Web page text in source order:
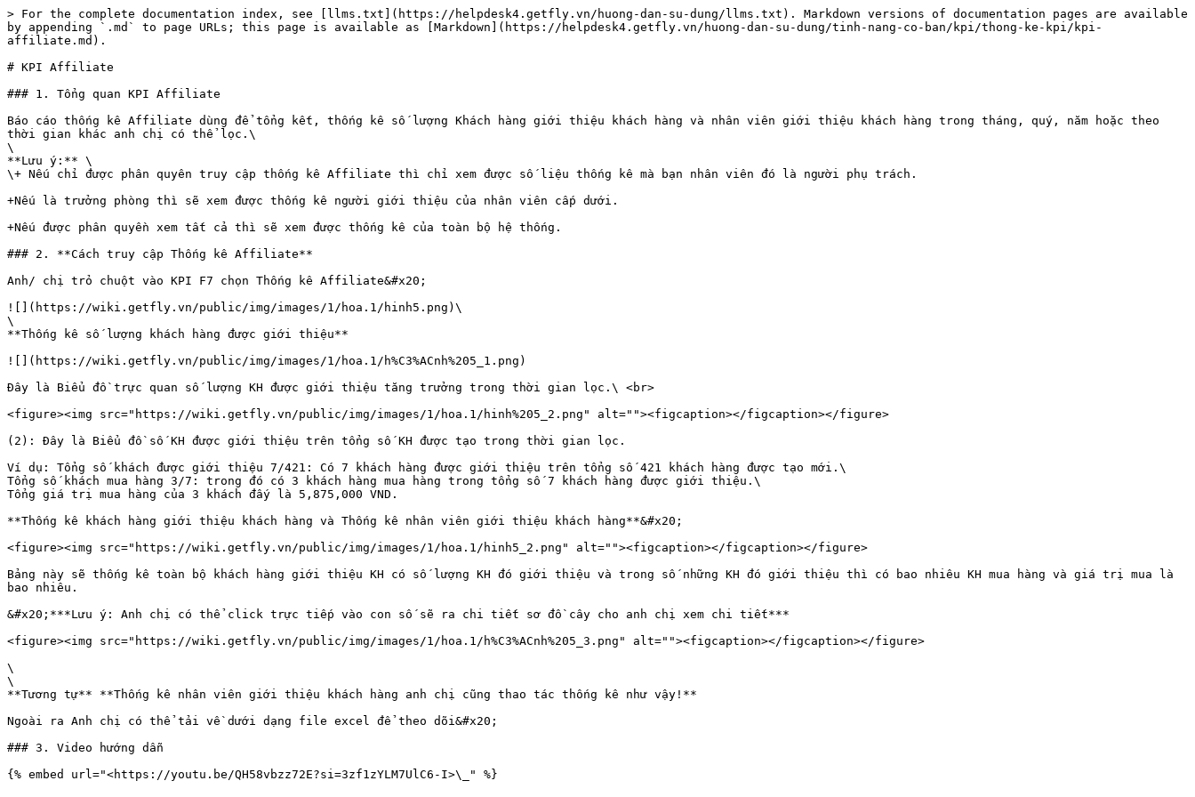
> For the complete documentation index, see [llms.txt](https://helpdesk4.getfly.vn/huong-dan-su-dung/llms.txt). Markdown versions of documentation pages are available
by appending `.md` to page URLs; this page is available as [Markdown](https://helpdesk4.getfly.vn/huong-dan-su-dung/tinh-nang-co-ban/kpi/thong-ke-kpi/kpi-
affiliate.md).
# KPI Affiliate
### 1. Tổng quan KPI Affiliate
Báo cáo thống kê Affiliate dùng để tổng kết, thống kê số lượng Khách hàng giới thiệu khách hàng và nhân viên giới thiệu khách hàng trong tháng, quý, năm hoặc theo
thời gian khác anh chị có thể lọc.\
\
**Lưu ý:** \
\+ Nếu chỉ được phân quyên truy cập thống kê Affiliate thì chỉ xem được số liệu thống kê mà bạn nhân viên đó là người phụ trách.
+Nếu là trưởng phòng thì sẽ xem được thống kê người giới thiệu của nhân viên cấp dưới.
+Nếu được phân quyền xem tất cả thì sẽ xem được thống kê của toàn bộ hệ thống.
### 2. **Cách truy cập Thống kê Affiliate**
Anh/ chị trỏ chuột vào KPI F7 chọn Thống kê Affiliate&#x20;
![](https://wiki.getfly.vn/public/img/images/1/hoa.1/hinh5.png)\
\
**Thống kê số lượng khách hàng được giới thiệu**
![](https://wiki.getfly.vn/public/img/images/1/hoa.1/h%C3%ACnh%205_1.png)
Đây là Biểu đồ trực quan số lượng KH được giới thiệu tăng trưởng trong thời gian lọc.\ <br>
<figure><img src="https://wiki.getfly.vn/public/img/images/1/hoa.1/hinh%205_2.png" alt=""><figcaption></figcaption></figure>
(2): Đây là Biểu đồ số KH được giới thiệu trên tổng số KH được tạo trong thời gian lọc.
Ví dụ: Tổng số khách được giới thiệu 7/421: Có 7 khách hàng được giới thiệu trên tổng số 421 khách hàng được tạo mới.\
Tổng số khách mua hàng 3/7: trong đó có 3 khách hàng mua hàng trong tổng số 7 khách hàng được giới thiệu.\
Tổng giá trị mua hàng của 3 khách đấy là 5,875,000 VND.
**Thống kê khách hàng giới thiệu khách hàng và Thống kê nhân viên giới thiệu khách hàng**&#x20;
<figure><img src="https://wiki.getfly.vn/public/img/images/1/hoa.1/hinh5_2.png" alt=""><figcaption></figcaption></figure>
Bảng này sẽ thống kê toàn bộ khách hàng giới thiệu KH có số lượng KH đó giới thiệu và trong số những KH đó giới thiệu thì có bao nhiêu KH mua hàng và giá trị mua là
bao nhiêu.
&#x20;***Lưu ý: Anh chị có thể click trực tiếp vào con số sẽ ra chi tiết sơ đồ cây cho anh chị xem chi tiết***
<figure><img src="https://wiki.getfly.vn/public/img/images/1/hoa.1/h%C3%ACnh%205_3.png" alt=""><figcaption></figcaption></figure>
\
\
**Tương tự** **Thống kê nhân viên giới thiệu khách hàng anh chị cũng thao tác thống kê như vậy!**
Ngoài ra Anh chị có thể tải về dưới dạng file excel để theo dõi&#x20;
### 3. Video hướng dẫn